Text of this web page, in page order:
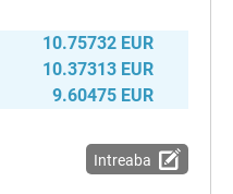
10.75732 EUR
10.37313 EUR
9.60475 EUR
Intreaba